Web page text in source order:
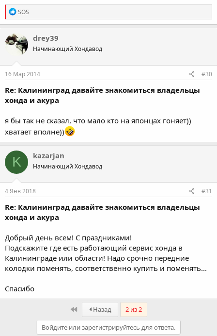
R
e
a
t
i
n
s
SOS
drey39
Начинающий Хондавод
16 Мар 2014 #30
Re: Калининград давайте знакомиться владельцы
хонда и акура
я бы так не сказал, что мало кто на японцах гоняет))
хватает вполне))
K kazarjan
Начинающий Хондавод
4 Янв 2018 #31
Re: Калининград давайте знакомиться владельцы
хонда и акура
Добрый день всем! С праздниками!
Подскажите где есть работающий сервис хонда в
Калининграде или области! Надо срочно передние
колодки поменять, соответственно купить и поменять...
Спасибо
First Назад 2 из 2
Войдите или зарегистрируйтесь для ответа.